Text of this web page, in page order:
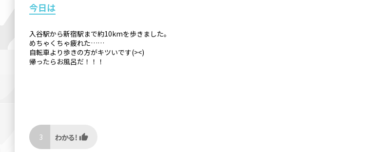
今日は
入谷駅から新宿駅まで約10kmを歩きました。
めちゃくちゃ疲れた……
自転車より歩きの方がキツいです(><)
帰ったらお風呂だ！！！
3